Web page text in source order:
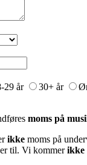
29 år 30+ år
moms på
ikke moms på
til. Vi kommerikke